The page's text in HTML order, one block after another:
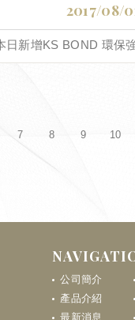
2017/08/
日新增KS BOND 環保
7 8 9 10
公司簡介
產品介紹
最新消息